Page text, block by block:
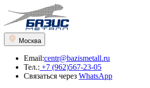
Москва
Email:centr@bazismetall.ru
Тел.: +7 (962)567-23-05
Связаться через WhatsApp